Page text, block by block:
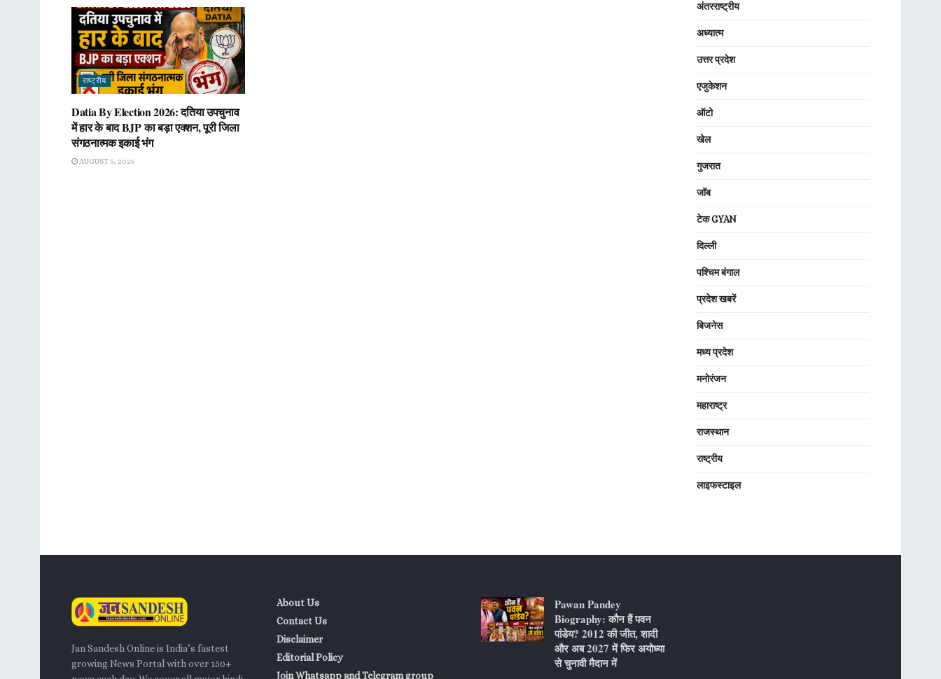
राष्ट्रीय
Datia By Election 2026: दतिया उपचुनाव
में हार के बाद BJP का बड़ा एक्शन, पूरी जिला
संगठनात्मक इकाई भंग
AUGUST 5, 2026
अंतरराष्ट्रीय
अध्यात्म
उत्तर प्रदेश
एजुकेशन
ऑटो
खेल
गुजरात
जॉब
टेक GYAN
दिल्ली
पश्चिम बंगाल
प्रदेश खबरें
बिजनेस
मध्य प्रदेश
मनोरंजन
महाराष्ट्र
राजस्थान
राष्ट्रीय
लाइफस्टाइल
Jan Sandesh Online is India’s fastest
growing News Portal with over 150+
About Us
Contact Us
Disclaimer
Editorial Policy
Join Whatsapp and Telegram group
Pawan Pandey
Biography: कौन हैं पवन
पांडेय? 2012 की जीत, शादी
और अब 2027 में फिर अयोध्या
से चुनावी मैदान में